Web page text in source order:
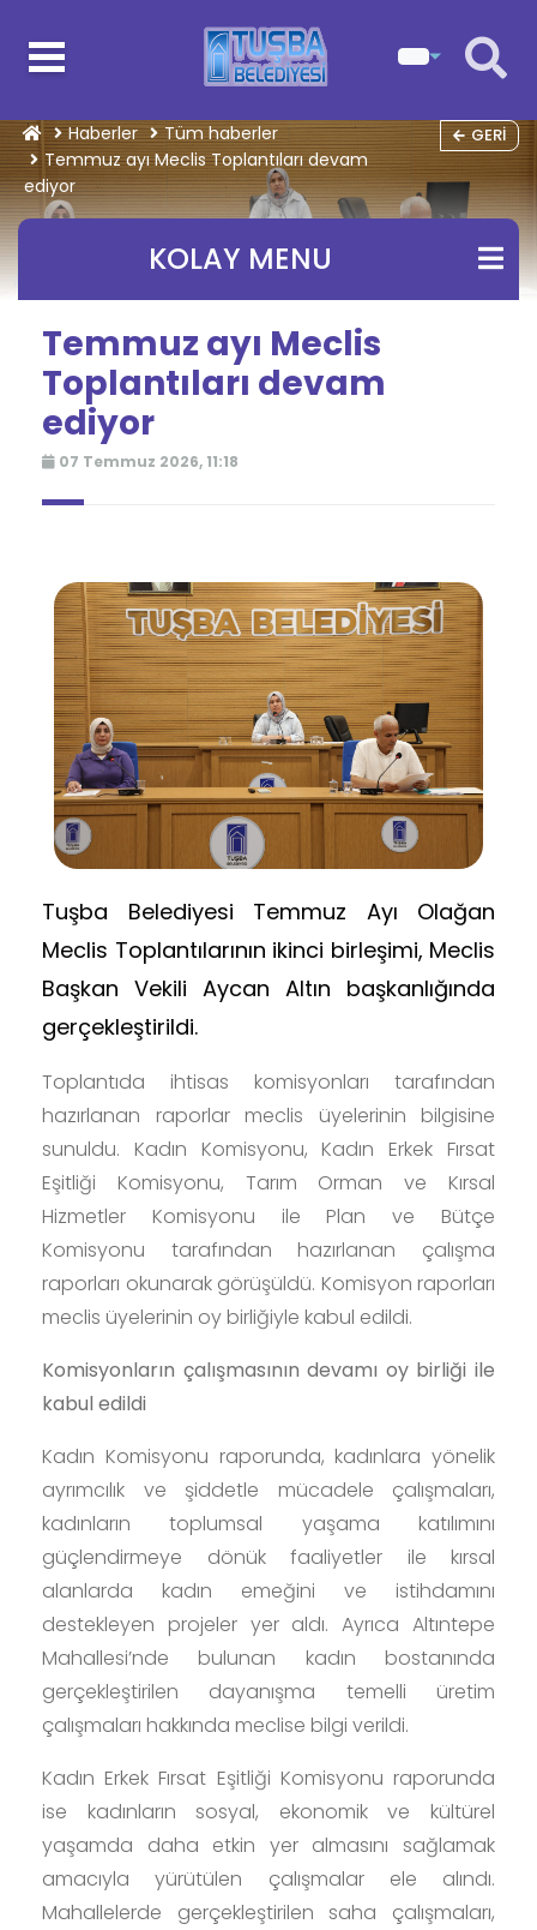
Haberler
Tüm haberler
Temmuz ayı Meclis Toplantıları devam
ediyor
GERI
KOLAY MENU
Temmuz ayı Meclis
Toplantıları devam
ediyor
07 Temmuz 2026, 11:18
Tuşba Belediyesi Temmuz Ayı Olağan
Meclis Toplantılarının ikinci birleşimi, Meclis
Başkan Vekili Aycan Altın başkanlığında
gerçekleştirildi.
Toplantıda ihtisas komisyonları tarafından
hazırlanan raporlar meclis üyelerinin bilgisine
sunuldu. Kadın Komisyonu, Kadın Erkek Fırsat
Eşitliği Komisyonu, Tarım Orman ve Kırsal
Hizmetler Komisyonu ile Plan ve Bütçe
Komisyonu tarafından hazırlanan çalışma
raporları okunarak görüşüldü. Komisyon raporları
meclis üyelerinin oy birliğiyle kabul edildi.
Komisyonların çalışmasının devamı oy birliği ile
kabul edildi
Kadın Komisyonu raporunda, kadınlara yönelik
ayrımcılık ve şiddetle mücadele çalışmaları,
kadınların toplumsal yaşama katılımını
güçlendirmeye dönük faaliyetler ile kırsal
alanlarda kadın emeğini ve istihdamını
destekleyen projeler yer aldı. Ayrıca Altıntepe
Mahallesi’nde bulunan kadın bostanında
gerçekleştirilen dayanışma temelli üretim
çalışmaları hakkında meclise bilgi verildi.
Kadın Erkek Fırsat Eşitliği Komisyonu raporunda
ise kadınların sosyal, ekonomik ve kültürel
yaşamda daha etkin yer almasını sağlamak
amacıyla yürütülen çalışmalar ele alındı.
Mahallelerde gerçekleştirilen saha çalışmaları,